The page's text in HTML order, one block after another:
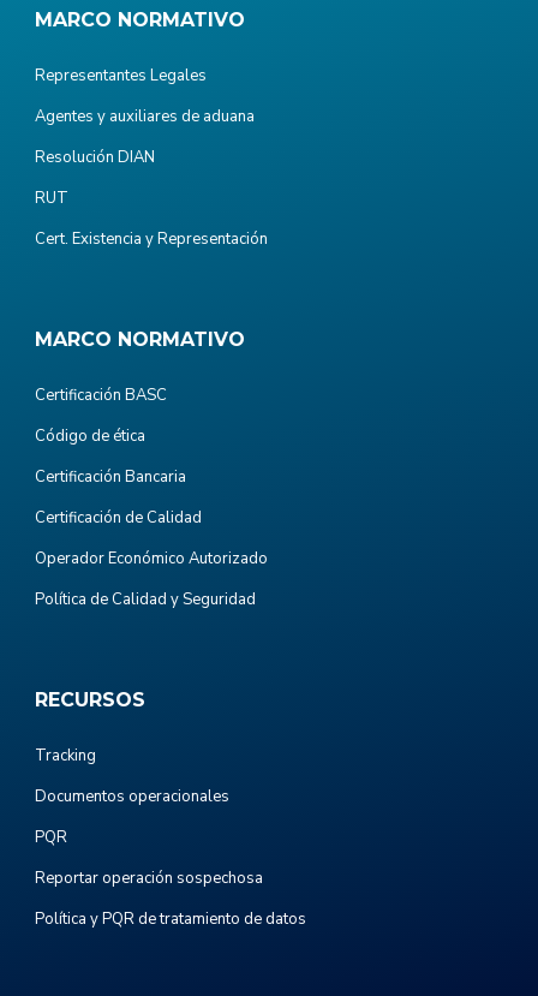
MARCO NORMATIVO
Representantes Legales
Agentes y auxiliares de aduana
Resolución DIAN
RUT
Cert. Existencia y Representación
MARCO NORMATIVO
Certificación BASC
Código de ética
Certificación Bancaria
Certificación de Calidad
Operador Económico Autorizado
Política de Calidad y Seguridad
RECURSOS
Tracking
Documentos operacionales
PQR
Reportar operación sospechosa
Política y PQR de tratamiento de datos